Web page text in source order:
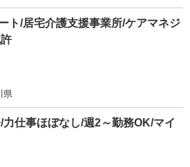
ト/居宅介護支援事業所/ケアマネジ
県
仕事ほぼなし/週2～勤務OK/マイ